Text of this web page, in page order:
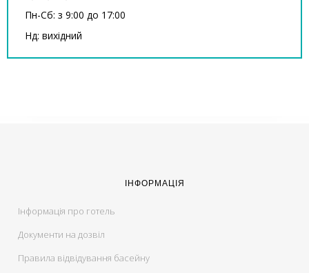
Пн-Сб: з 9:00 до 17:00
Нд: вихідний
ІНФОРМАЦІЯ
Інформація про готель
Документи на дозвіл
Правила відвідування басейну